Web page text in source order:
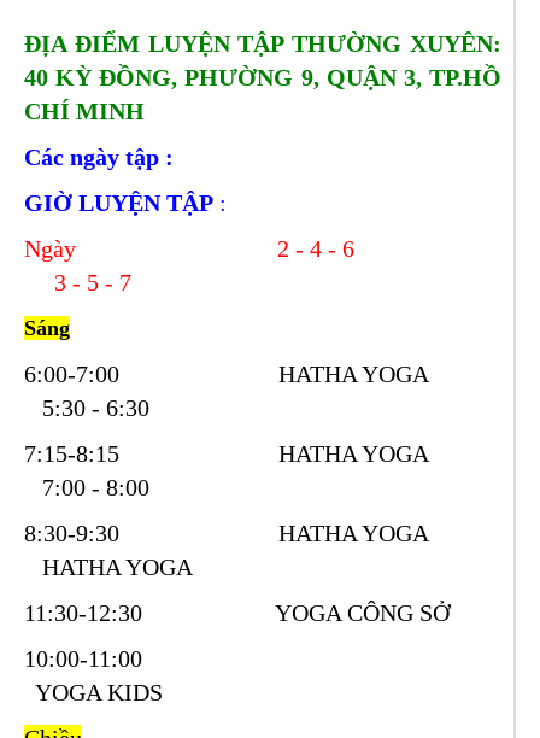
ĐỊA ĐIỂM LUYỆN TẬP THƯỜNG XUYÊN:
40 KỲ ĐỒNG, PHƯỜNG 9, QUẬN 3, TP.HỒ
CHÍ MINH
Các ngày tập :
GIỜ LUYỆN TẬP :
Ngày 2 - 4 - 6
3 - 5 - 7
Sáng
6:00-7:00 HATHA YOGA
5:30 - 6:30
7:15-8:15 HATHA YOGA
7:00 - 8:00
8:30-9:30 HATHA YOGA
HATHA YOGA
11:30-12:30 YOGA CÔNG SỞ
10:00-11:00
YOGA KIDS